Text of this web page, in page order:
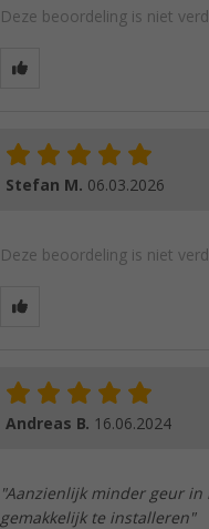
Deze beoordeling is niet
Stefan M. 06.03.2026
Deze beoordeling is niet
Andreas B. 16.06.2024
"Aanzienlijk minder geur
gemakkelijk te installeren"